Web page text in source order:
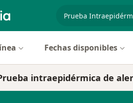
especialidad,
Fechas disponibles
intraepidérmica de